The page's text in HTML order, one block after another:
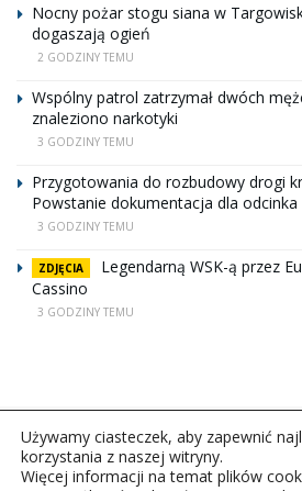
Nocny pożar stogu siana w
dogaszają ogień
2 GODZINY TEMU
Wspólny patrol zatrzymał dwóch
znaleziono narkotyki
3 GODZINY TEMU
Przygotowania do rozbudowy drogi
Powstanie dokumentacja dla
3 GODZINY TEMU
ZDJĘCIA
Legendarną WSK-ą przez
Cassino
3 GODZINY TEMU
Używamy ciasteczek, aby zapewnić
korzystania z naszej witryny.
Więcej informacji na temat plików